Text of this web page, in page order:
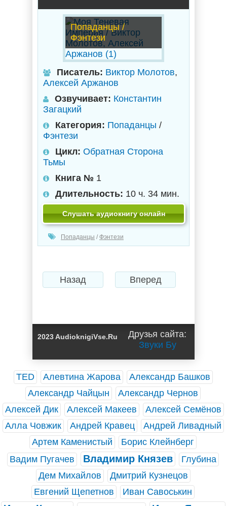
Попаданцы /
Фэнтези
Писатель: Виктор Молотов,
Алексей Аржанов
Озвучивает: Константин
Загацкий
Категория: Попаданцы /
Фэнтези
Цикл: Обратная Сторона
Тьмы
Книга № 1
Длительность: 10 ч. 34 мин.
Слушать аудиокнигу онлайн
Попаданцы / Фэнтези
Назад Вперед
2023 AudioknigiVse.Ru
Друзья сайта:
Звуки Бу
TED Алевтина Жарова
Александр Башков
Александр Чайцын
Александр Чернов
Алексей Дик
Алексей Макеев
Алексей Семёнов
Алла Човжик
Андрей Кравец
Андрей Ливадный
Артем Каменистый
Борис Клейнберг
Вадим Пугачев
Владимир Князев
Глубина
Дем Михайлов
Дмитрий Кузнецов
Евгений Щепетнов
Иван Савоськин